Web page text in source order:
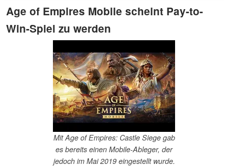
Age of Empires Mobile scheint Pay-to-
Win-Spiel zu werden
Mit Age of Empires: Castle Siege gab
es bereits einen Mobile-Ableger, der
jedoch im Mai 2019 eingestellt wurde.